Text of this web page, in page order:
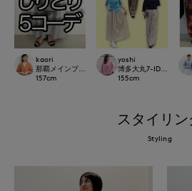
kaori
那覇メインプレイスI.T.'S.international
157cm
yoshi
博多大丸7-IDconcept.
155cm
スタイリン
Styling